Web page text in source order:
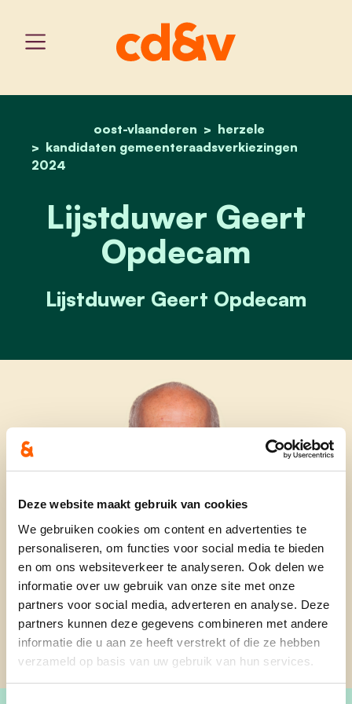
Deze website maakt gebruik van cookies
We gebruiken cookies om content en advertenties te
personaliseren, om functies voor social media te bieden
en om ons websiteverkeer te analyseren. Ook delen we
informatie over uw gebruik van onze site met onze
partners voor social media, adverteren en analyse. Deze
partners kunnen deze gegevens combineren met andere
informatie die u aan ze heeft verstrekt of die ze hebben
verzameld op basis van uw gebruik van hun services.
home
oost-vlaanderen
herzele
kandidaten gemeenteraadsverkiezingen
2024
lijstduwer geert
Lijstduwer Geert
Opdecam
Lijstduwer Geert Opdecam